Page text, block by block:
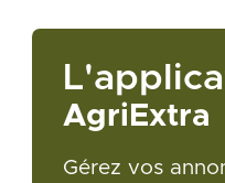
AgriExtra
Gérez vos